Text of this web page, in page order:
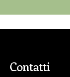
Contatti